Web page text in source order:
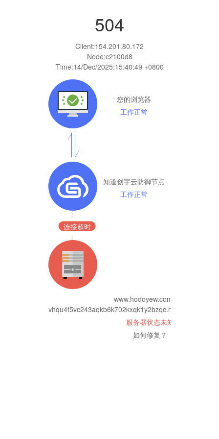
504
Client:154.201.80.172
Node:c2100d8
Time:14/Dec/2025:15:40:49 +0800
您的浏览器
工作正常
知道创宇云防御节点
工作正常
连接超时
www.hodoyew.com.xn--
服务器状态未知
如何修复？